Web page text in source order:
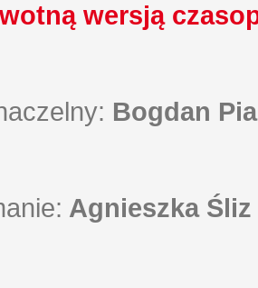
wersją
Bogdan
Agnieszka Śliz